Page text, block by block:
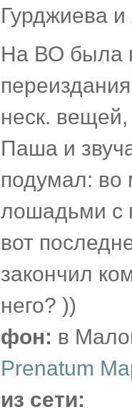
Гурджиева
На ВО была
неск.
Паша и
подумал: во
лошадьми с
вот
закончил
него? ))
фон: в
Prenatum
из сети: